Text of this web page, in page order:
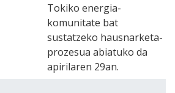
Tokiko energia-
komunitate bat
sustatzeko hausnarketa-
prozesua abiatuko da
apirilaren 29an.